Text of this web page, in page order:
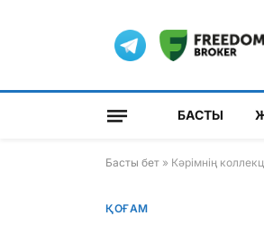
БАСТЫ
Басты бет » Кәрімнің
ҚОҒАМ